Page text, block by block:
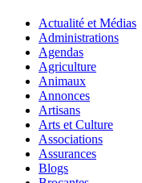
Actualité et Médias
Administrations
Agendas
Agriculture
Animaux
Annonces
Artisans
Arts et Culture
Associations
Assurances
Blogs